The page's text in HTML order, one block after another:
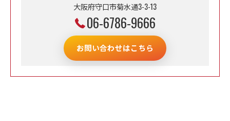
大阪府守口市菊水通3-3-13
06-6786-9666
お問い合わせはこちら